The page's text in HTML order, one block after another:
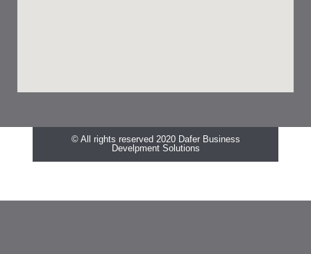
© All rights reserved 2020 Dafer Business
Develpment Solutions